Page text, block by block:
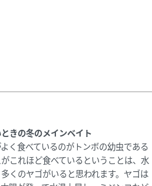
きの冬のメインベイト
く食べているのがトンボの幼虫である
これほど食べているということは、水
くのヤゴがいると思われます。ヤゴは